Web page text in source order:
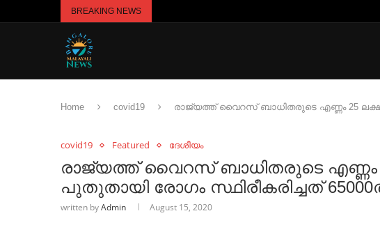
BREAKING NEWS
Home covid19 രാജ്യത്ത് വൈറസ് ബാധിതരുടെ എണ്ണം 25 ലക്ഷം
covid19 Featured ദേശീയം
രാജ്യത്ത് വൈറസ് ബാധിതരുടെ എണ്ണം
പുതുതായി രോഗം സ്ഥിരീകരിച്ചത്
written byAdmin August 15, 2020